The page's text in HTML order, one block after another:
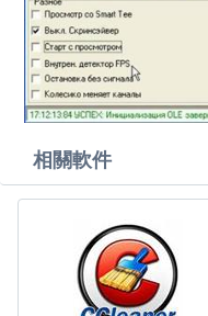
相關軟件